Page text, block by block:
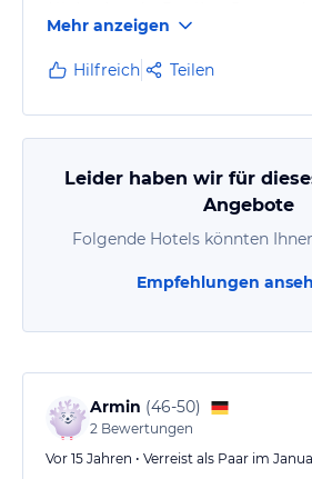
+
Mietwagern mieten
Mehr anzeigen
Hilfreich Teilen
Leider haben wir für
Angebote
Folgende Hotels könnten
Empfehlungen
Armin (46-50)
2 Bewertungen
Vor 15 Jahren • Verreist als Paar im